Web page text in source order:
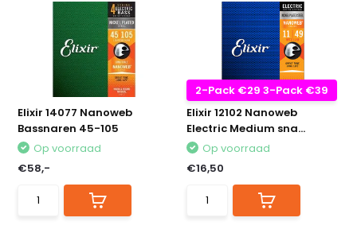
Elixir 14077 Nanoweb
Bassnaren 45-105
Op voorraad
€58,-
2-Pack €29 3-Pack €39
Elixir 12102 Nanoweb
Electric Medium sna...
Op voorraad
€16,50